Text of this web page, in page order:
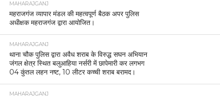
MAHARAJGANJ
महराजगंज व्यापार मंडल की महत्वपूर्ण बैठक अपर पुलिस
अधीक्षक महराजगंज द्वारा आयोजित।
MAHARAJGANJ
थाना चौक पुलिस द्वारा अवैध शराब के विरुद्ध सघन अभियान
जंगल क्षेत्र स्थित बलुआहिया नर्सरी में छापेमारी कर लगभग
04 कुंतल लहन नष्ट, 10 लीटर कच्ची शराब बरामद।
MAHARAJGANJ